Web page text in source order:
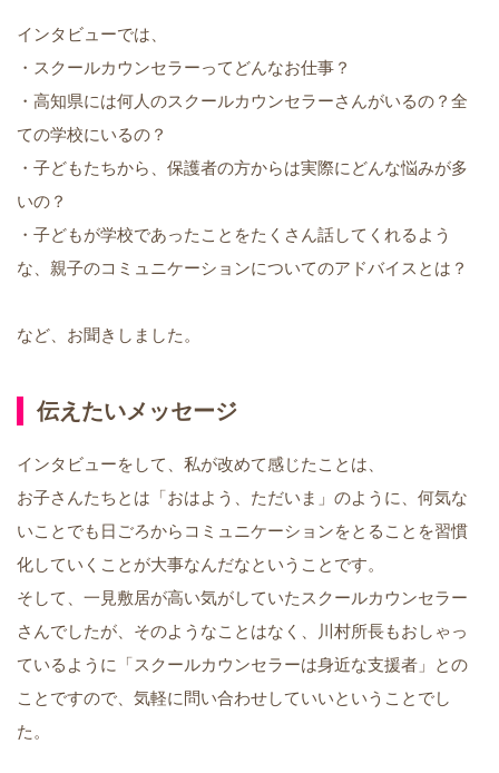
インタビューでは、
・スクールカウンセラーってどんなお仕事？
・高知県には何人のスクールカウンセラーさんがいるの？全
ての学校にいるの？
・子どもたちから、保護者の方からは実際にどんな悩みが多
いの？
・子どもが学校であったことをたくさん話してくれるよう
な、親子のコミュニケーションについてのアドバイスとは？
など、お聞きしました。
伝えたいメッセージ
インタビューをして、私が改めて感じたことは、
お子さんたちとは「おはよう、ただいま」のように、何気な
いことでも日ごろからコミュニケーションをとることを習慣
化していくことが大事なんだなということです。
そして、一見敷居が高い気がしていたスクールカウンセラー
さんでしたが、そのようなことはなく、川村所長もおしゃっ
ているように「スクールカウンセラーは身近な支援者」との
ことですので、気軽に問い合わせしていいということでし
た。